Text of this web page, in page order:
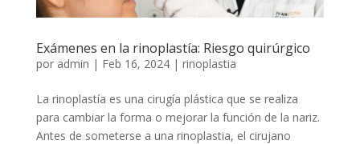
Exámenes en la rinoplastía: Riesgo quirúrgico
por admin | Feb 16, 2024| rinoplastia
La rinoplastía es una cirugía plástica que se realiza
para cambiar la forma o mejorar la función de la nariz.
Antes de someterse a una rinoplastia, el cirujano